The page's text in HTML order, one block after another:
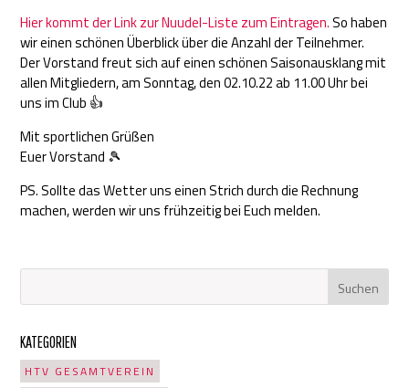
Hier kommt der Link zur Nuudel-Liste zum Eintragen.So haben
wir einen schönen Überblick über die Anzahl der Teilnehmer.
Der Vorstand freut sich auf einen schönen Saisonausklang mit
allen Mitgliedern, am Sonntag, den 02.10.22 ab 11.00 Uhr bei
uns im Club 👍
Mit sportlichen Grüßen
Euer Vorstand 🎾
PS. Sollte das Wetter uns einen Strich durch die Rechnung
machen, werden wir uns frühzeitig bei Euch melden.
KATEGORIEN
HTV GESAMTVEREIN